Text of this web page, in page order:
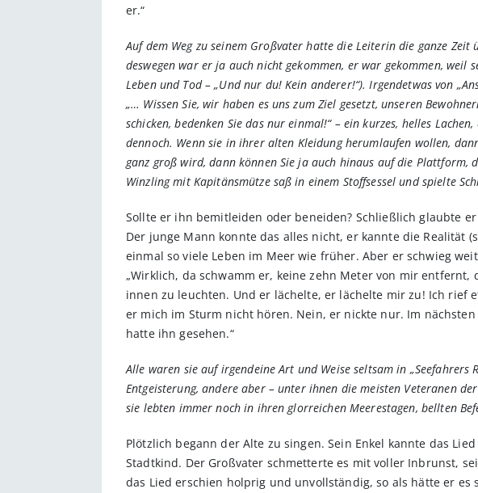
er.“
Auf dem Weg zu seinem Großvater hatte die Leiterin die ganze
deswegen war er ja auch nicht gekommen, er war gekommen,
Leben und Tod – „Und nur du! Kein anderer!“). Irgendetwas von
„… Wissen Sie, wir haben es uns zum Ziel gesetzt, unseren
schicken, bedenken Sie das nur einmal!“ – ein kurzes, helles
dennoch. Wenn sie in ihrer alten Kleidung herumlaufen wollen,
ganz groß wird, dann können Sie ja auch hinaus auf die
Winzling mit Kapitänsmütze saß in einem Stoffsessel und spielte
Sollte er ihn bemitleiden oder beneiden? Schließlich glaubte
Der junge Mann konnte das alles nicht, er kannte die Realität
einmal so viele Leben im Meer wie früher. Aber er schwieg
„Wirklich, da schwamm er, keine zehn Meter von mir
innen zu leuchten. Und er lächelte, er lächelte mir zu! Ich
er mich im Sturm nicht hören. Nein, er nickte nur. Im
hatte ihn gesehen.“
Alle waren sie auf irgendeine Art und Weise seltsam in
Entgeisterung, andere aber – unter ihnen die meisten Veteranen
sie lebten immer noch in ihren glorreichen Meerestagen, bellten
Plötzlich begann der Alte zu singen. Sein Enkel kannte das
Stadtkind. Der Großvater schmetterte es mit voller Inbrunst,
das Lied erschien holprig und unvollständig, so als hätte er